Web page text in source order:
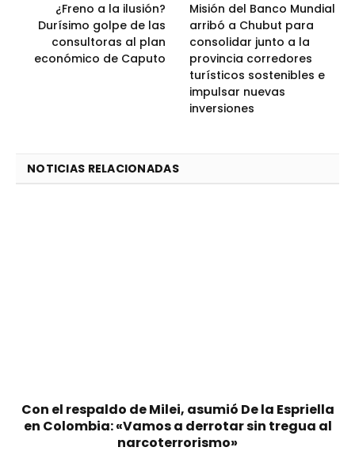
¿Freno a la ilusión?
Durísimo golpe de las
consultoras al plan
económico de Caputo
Misión del Banco Mundial
arribó a Chubut para
consolidar junto a la
provincia corredores
turísticos sostenibles e
impulsar nuevas
inversiones
NOTICIAS RELACIONADAS
Con el respaldo de Milei, asumió De la Espriella
en Colombia: «Vamos a derrotar sin tregua al
narcoterrorismo»